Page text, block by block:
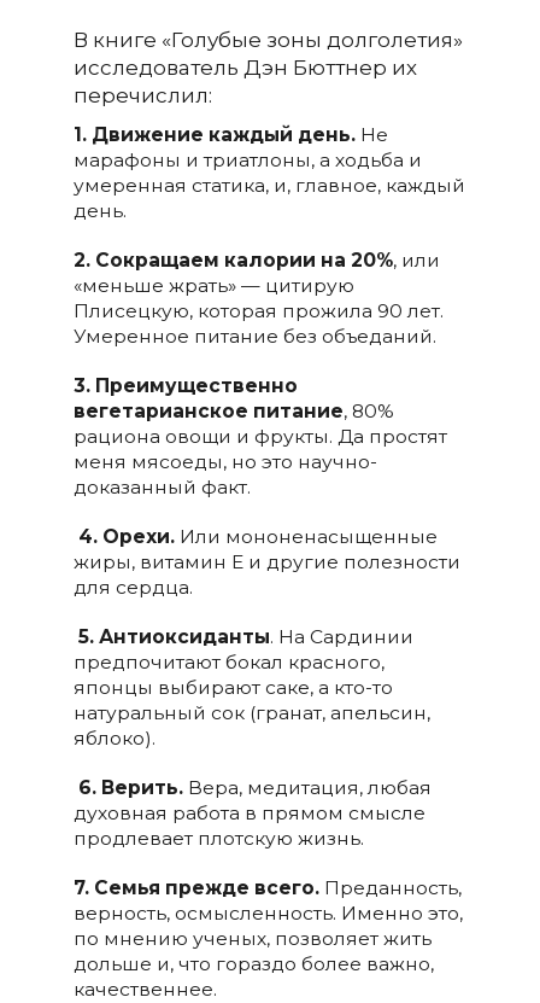
В книге «Голубые зоны долголетия»
исследователь Дэн Бюттнер их
перечислил:
1. Движение каждый день.Не
марафоны и триатлоны, а ходьба и
умеренная статика, и, главное, каждый
день.
2. Сокращаем калории на 20%, или
«меньше жрать» — цитирую
Плисецкую, которая прожила 90 лет.
Умеренное питание без объеданий.
3. Преимущественно
вегетарианское питание, 80%
рациона овощи и фрукты. Да простят
меня мясоеды, но это научно-
доказанный факт.
4. Орехи.Или мононенасыщенные
жиры, витамин Е и другие полезности
для сердца.
5. Антиоксиданты. На Сардинии
предпочитают бокал красного,
японцы выбирают саке, а кто-то
натуральный сок (гранат, апельсин,
яблоко).
6. Верить.Вера, медитация, любая
духовная работа в прямом смысле
продлевает плотскую жизнь.
7. Семья прежде всего.Преданность,
верность, осмысленность. Именно это,
по мнению ученых, позволяет жить
дольше и, что гораздо более важно,
качественнее.